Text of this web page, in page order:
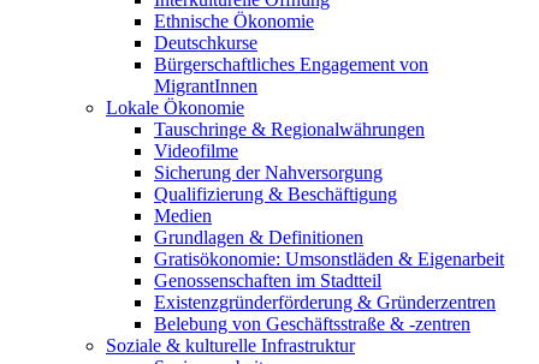
Ethnische Ökonomie
Deutschkurse
Bürgerschaftliches Engagement von
MigrantInnen
Lokale Ökonomie
Tauschringe & Regionalwährungen
Videofilme
Sicherung der Nahversorgung
Qualifizierung & Beschäftigung
Medien
Grundlagen & Definitionen
Gratisökonomie: Umsonstläden & Eigenarbeit
Genossenschaften im Stadtteil
Existenzgründerförderung & Gründerzentren
Belebung von Geschäftsstraße & -zentren
Soziale & kulturelle Infrastruktur